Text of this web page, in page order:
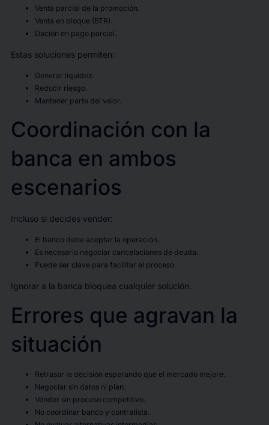
Venta parcial de la promoción.
Venta en bloque (BTR).
Dación en pago parcial.
Estas soluciones permiten:
Generar liquidez.
Reducir riesgo.
Mantener parte del valor.
Coordinación con la
banca en ambos
escenarios
Incluso si decides vender:
El banco debe aceptar la operación.
Es necesario negociar cancelaciones de deuda.
Puede ser clave para facilitar el proceso.
Ignorar a la banca bloquea cualquier solución.
Errores que agravan la
situación
Retrasar la decisión esperando que el mercado mejore.
Negociar sin datos ni plan.
Vender sin proceso competitivo.
No coordinar banco y contratista.